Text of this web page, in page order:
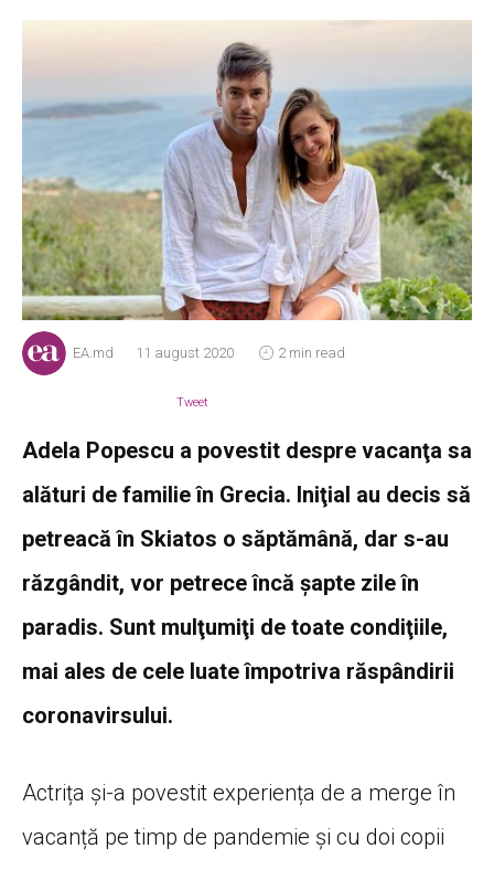
EA.md 11 august 2020 2 min read
Tweet
Adela Popescu a povestit despre vacanţa sa
alături de familie în Grecia. Iniţial au decis să
petreacă în Skiatos o săptămână, dar s-au
răzgândit, vor petrece încă şapte zile în
paradis. Sunt mulţumiţi de toate condiţiile,
mai ales de cele luate împotriva răspândirii
coronavirsului.
Actrița și-a povestit experiența de a merge în
vacanță pe timp de pandemie și cu doi copii